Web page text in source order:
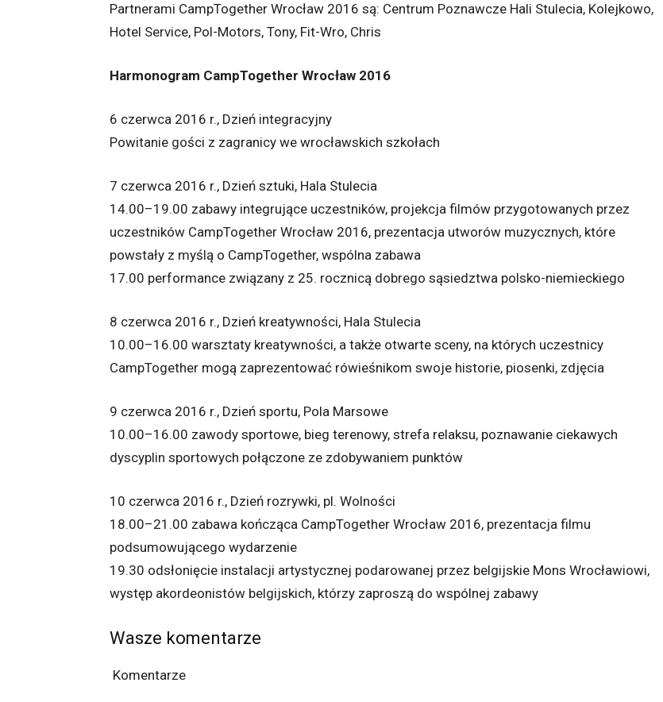
Partnerami CampTogether Wrocław 2016 są: Centrum Poznawcze Hali Stulecia, Kolejkowo,
Hotel Service, Pol-Motors, Tony, Fit-Wro, Chris
Harmonogram CampTogether Wrocław 2016
6 czerwca 2016 r., Dzień integracyjny
Powitanie gości z zagranicy we wrocławskich szkołach
7 czerwca 2016 r., Dzień sztuki, Hala Stulecia
14.00–19.00 zabawy integrujące uczestników, projekcja filmów przygotowanych przez
uczestników CampTogether Wrocław 2016, prezentacja utworów muzycznych, które
powstały z myślą o CampTogether, wspólna zabawa
17.00 performance związany z 25. rocznicą dobrego sąsiedztwa polsko-niemieckiego
8 czerwca 2016 r., Dzień kreatywności, Hala Stulecia
10.00–16.00 warsztaty kreatywności, a także otwarte sceny, na których uczestnicy
CampTogether mogą zaprezentować rówieśnikom swoje historie, piosenki, zdjęcia
9 czerwca 2016 r., Dzień sportu, Pola Marsowe
10.00–16.00 zawody sportowe, bieg terenowy, strefa relaksu, poznawanie ciekawych
dyscyplin sportowych połączone ze zdobywaniem punktów
10 czerwca 2016 r., Dzień rozrywki, pl. Wolności
18.00–21.00 zabawa kończąca CampTogether Wrocław 2016, prezentacja filmu
podsumowującego wydarzenie
19.30 odsłonięcie instalacji artystycznej podarowanej przez belgijskie Mons Wrocławiowi,
występ akordeonistów belgijskich, którzy zaproszą do wspólnej zabawy
Wasze komentarze
Komentarze